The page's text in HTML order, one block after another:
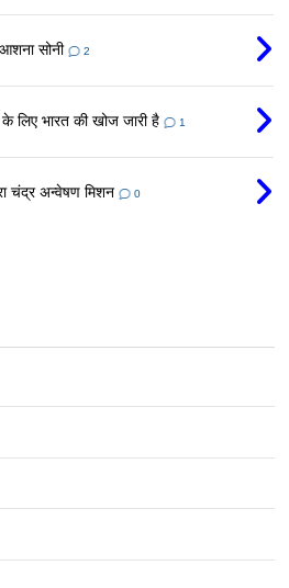
सोनी 2
भारत की खोज जारी है 1
चंद्र अन्वेषण मिशन 0